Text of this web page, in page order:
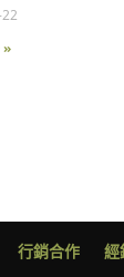
»
行銷合作 經